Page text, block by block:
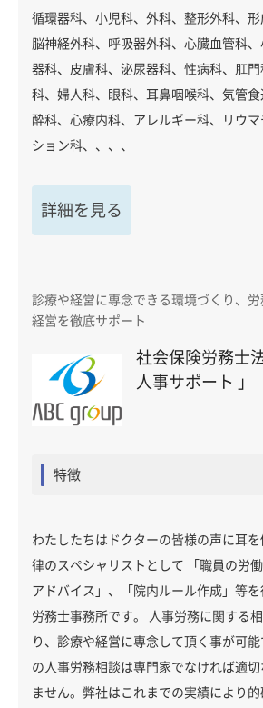
循環器科、小児科、外科、整形外科、形
脳神経外科、呼吸器外科、心臓血管科
器科、皮膚科、泌尿器科、性病科、肛
科、婦人科、眼科、耳鼻咽喉科、気管
酔科、心療内科、アレルギー科、リウ
ション科、、、、
詳細を見る
診療や経営に専念できる環境づくり、
経営を徹底サポート
社会保険労務士
人事サポート 」
特徴
わたしたちはドクターの皆様の声に耳
律のスペシャリストとして 「職員の労
アドバイス」、「院内ルール作成」等
労務士事務所です。 人事労務に関する
り、診療や経営に専念して頂く事が可
の人事労務相談は専門家でなければ適
ません。弊社はこれまでの実績により